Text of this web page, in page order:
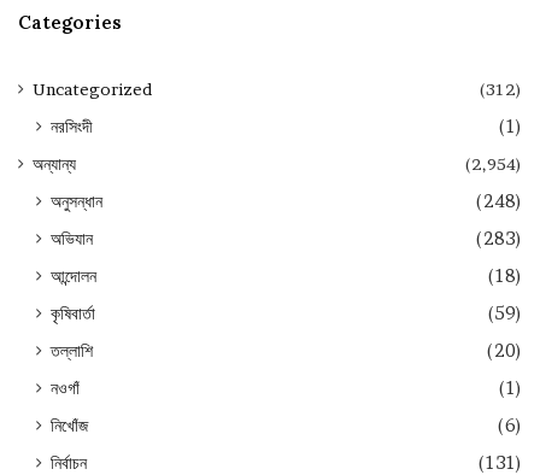
Categories
Uncategorized (312)
নরসিংদী (1)
অন্যান্য (2,954)
অনুসন্ধান
(248)
অভিযান
(283)
আন্দোলন
(18)
কৃষিবার্তা
(59)
তল্লাশি
(20)
নওগাঁ
(1)
নিখোঁজ
(6)
নির্বাচন
(131)